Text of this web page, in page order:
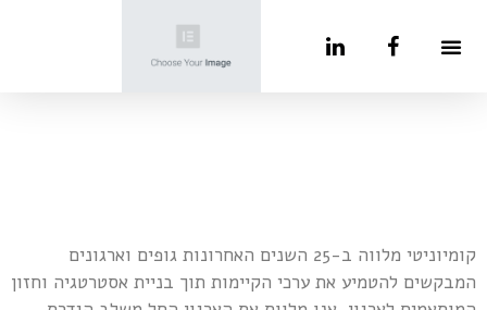
קומיוניטי מלווה ב-25 השנים האחרונות גופים וארגונים
המבקשים להטמיע את ערכי הקיימות תוך בניית אסטרטגיה וחזון